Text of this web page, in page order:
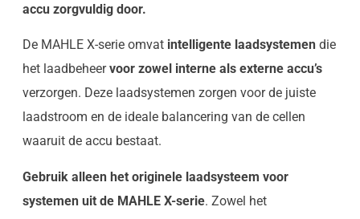
accu zorgvuldig door.
De MAHLE X-serie omvat intelligente laadsystemendie
het laadbeheervoor zowel interne als externe accu’s
verzorgen. Deze laadsystemen zorgen voor de juiste
laadstroom en de ideale balancering van de cellen
waaruit de accu bestaat.
Gebruik alleen het originele laadsysteem voor
systemen uit de MAHLE X-serie. Zowel het